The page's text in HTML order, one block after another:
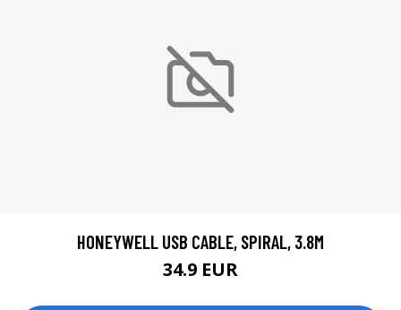
HONEYWELL USB CABLE, SPIRAL, 3.8M
34.9 EUR